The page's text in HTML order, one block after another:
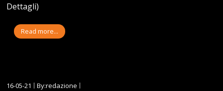
Dettagli)
Read more...
16-05-21
By:redazione